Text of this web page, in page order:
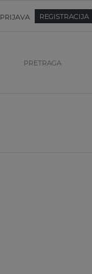
PRIJAVA REGISTRACIJA